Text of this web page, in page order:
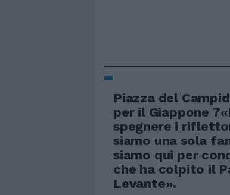
Piazza del
per il Giappone
spegnere i
siamo una sola
siamo qui per
che ha colpito il
Levante».